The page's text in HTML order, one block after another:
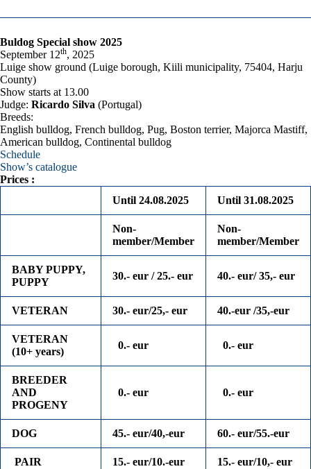
Buldog Special show 2025
September 12th, 2025
Luige show ground (Luige borough, Kiili municipality, 75404, Harju
County)
Show starts at 13.00
Judge: Ricardo Silva (Portugal)
Breeds:
English bulldog, French bulldog, Pug, Boston terrier, Majorca Mastiff,
American bulldog, Continental bulldog
Schedule
Show’s catalogue
Prices :
Until 24.08.2025
Until 31.08.2025
Non-
member/Member
Non-
member/Member
BABY PUPPY,
PUPPY
30.- eur / 25.- eur 40.- eur/ 35,- eur
VETERAN 30.- eur/25,- eur 40.-eur /35,-eur
VETERAN
(10+ years)
0.- eur 0.- eur
BREEDER
AND
PROGENY
0.- eur 0.- eur
DOG 45.- eur/40,-eur 60.- eur/55.-eur
PAIR 15.- eur/10.-eur
15.- eur/10,- eur